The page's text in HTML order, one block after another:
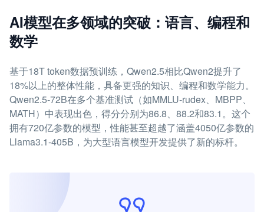
AI模型在多领域的突破：语言、编程和
数学
基于18T token数据预训练，Qwen2.5相比Qwen2提升了
18%以上的整体性能，具备更强的知识、编程和数学能力。
Qwen2.5-72B在多个基准测试（如MMLU-rudex、MBPP、
MATH）中表现出色，得分分别为86.8、88.2和83.1。这个
拥有720亿参数的模型，性能甚至超越了涵盖4050亿参数的
Llama3.1-405B，为大型语言模型开发提供了新的标杆。